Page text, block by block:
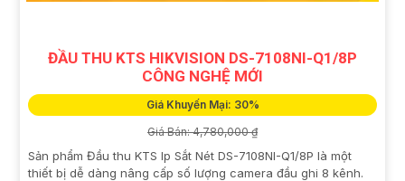
ĐẦU THU KTS HIKVISION DS-7108NI-Q1/8P
CÔNG NGHỆ MỚI
Giá Khuyến Mại: 30%
Giá Bán: 4,780,000 ₫
Sản phẩm Đầu thu KTS Ip Sắt Nét DS-7108NI-Q1/8P là một
thiết bị dễ dàng nâng cấp số lượng camera đầu ghi 8 kênh.